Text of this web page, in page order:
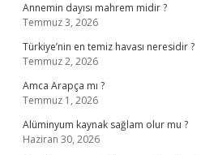
Annemin dayısı mahrem midir ?
Temmuz 3, 2026
Türkiye’nin en temiz havası neresidir ?
Temmuz 2, 2026
Amca Arapça mı ?
Temmuz 1, 2026
Alüminyum kaynak sağlam olur mu ?
Haziran 30, 2026